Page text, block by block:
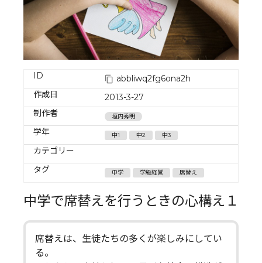
ID
abbliwq2fg6ona2h
作成日
2013-3-27
制作者
垣内秀明
学年 中1 中2 中3
カテゴリー
タグ
中学 学級経営 席替え
中学で席替えを行うときの心構え１
席替えは、生徒たちの多くが楽しみにしてい
る。